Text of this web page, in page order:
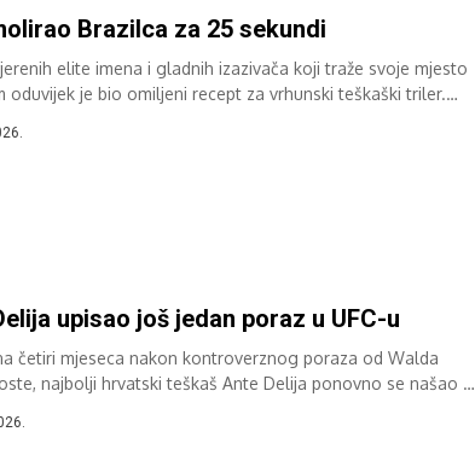
Brazilca za 25 sekundi
elite imena i gladnih izazivača koji traže svoje mjesto
oduvijek je bio omiljeni recept za vrhunski teškaški triler.
upisao još jedan poraz u UFC-u
četiri mjeseca nakon kontroverznog poraza od Walda
najbolji hrvatski teškaš Ante Delija ponovno se našao u